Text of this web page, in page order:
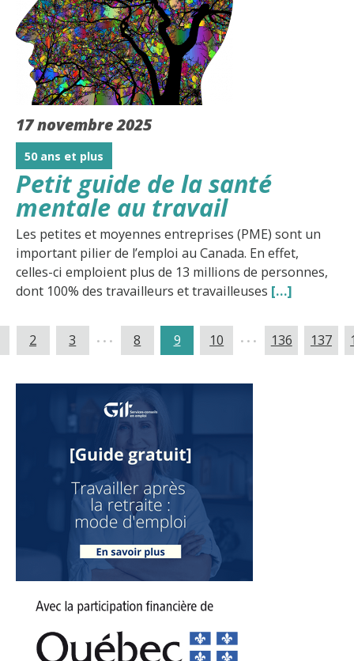
17 novembre 2025
50 ans et plus
Petit guide de la santé
mentale au travail
Les petites et moyennes entreprises (PME) sont un
important pilier de l’emploi au Canada. En effet,
celles-ci emploient plus de 13 millions de personnes,
dont 100% des travailleurs et travailleuses […]
2 3 ... 8 9 10 ... 136 137